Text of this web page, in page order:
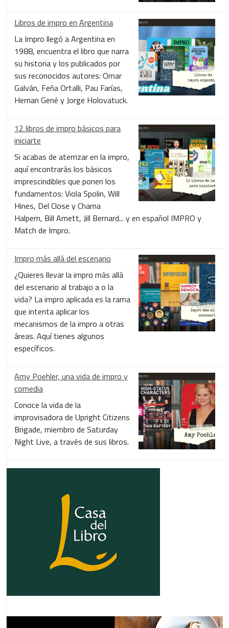
Libros de impro en Argentina
La Impro llegó a Argentina en
1988, encuentra el libro que narra
su historia y los publicados por
sus reconocidos autores: Omar
Galván, Feña Ortalli, Pau Farías,
Hernan Gené y Jorge Holovatuck.
12 libros de impro básicos para
iniciarte
Si acabas de aterrizar en la impro,
aquí encontrarás los básicos
imprescindibles que ponen los
fundamentos: Viola Spolin, Will
Hines, Del Close y Charna
Halpern, Bill Arnett, Jill Bernard... y en español IMPRO y
Match de Impro.
Impro más allá del escenario
¿Quieres llevar la impro más allá
del escenario al trabajo a o la
vida? La impro aplicada es la rama
que intenta aplicar los
mecanismos de la impro a otras
áreas. Aquí tienes algunos
específicos.
Amy Poehler, una vida de impro y
comedia
Conoce la vida de la
improvisadora de Upright Citizens
Brigade, miembro de Saturday
Night Live, a través de sus libros.